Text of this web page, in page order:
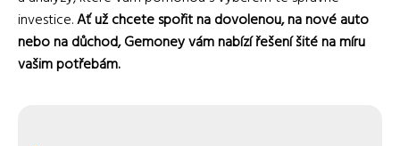
investice.Ať už chcete spořit na dovolenou, na nové auto
nebo na důchod, Gemoney vám nabízí řešení šité na míru
vašim potřebám.